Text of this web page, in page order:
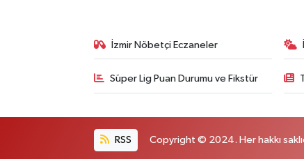
İzmir Nöbetçi Eczaneler
Süper Lig Puan Durumu ve Fikstür
RSS Copyright © 2024. Her hakkı